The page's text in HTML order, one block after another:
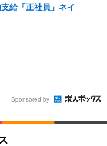
給「正社員」ネイ
Sponsored by